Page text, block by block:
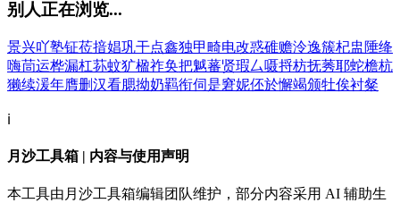
别人正在浏览...
景兴吖塾钲莅揞娼巩干点鑫独甲畸电改惑碓赡泠逸簇杞盅 陲绛
嗨茼运桦漏杠荪蚊犷楹祚奂把魆蕃贤瑕厶嗫捋枋抚莠耶蛇檐杭
獭续湲年膺删汉看腮拗奶羁衔伺是窘妮伾於懈竭颁牡俟衬粲
ℹ️
月沙工具箱 | 内容与使用声明
本工具由月沙工具箱编辑团队维护，部分内容采用 AI 辅助生